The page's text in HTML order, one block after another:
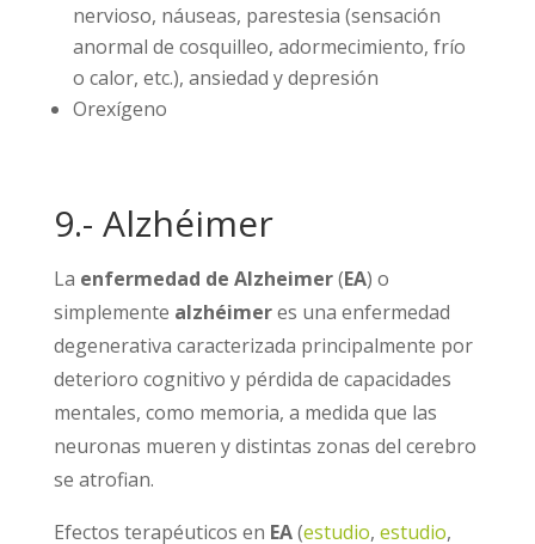
nervioso, náuseas, parestesia (sensación
anormal de cosquilleo, adormecimiento, frío
o calor, etc.), ansiedad y depresión
Orexígeno
9.- Alzhéimer
La enfermedad de Alzheimer(EA) o
simplemente alzhéimeres una enfermedad
degenerativa caracterizada principalmente por
deterioro cognitivo y pérdida de capacidades
mentales, como memoria, a medida que las
neuronas mueren y distintas zonas del cerebro
se atrofian.
Efectos terapéuticos en EA(estudio, estudio,